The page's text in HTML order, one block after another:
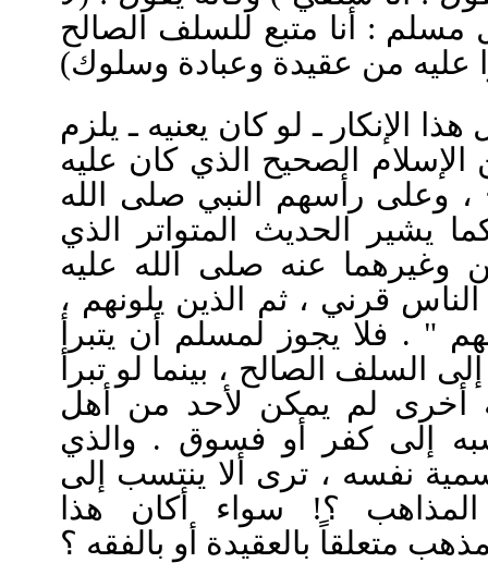
مسلم : أنا متبع للسلف الصالح
الإنكار ـ لو كان يعنيه ـ يلزم
الإسلام الصحيح الذي كان عليه
، وعلى رأسهم النبي صلى الله
يشير الحديث المتواتر الذي
وغيرهما عنه صلى الله عليه
قرني ، ثم الذين يلونهم ،
" . فلا يجوز لمسلم أن يتبرأ
السلف الصالح ، بينما لو تبرأ
أخرى لم يمكن لأحد من أهل
إلى كفر أو فسوق . والذي
نفسه ، ترى ألا ينتسب إلى
؟! سواء أكان هذا
متعلقاً بالعقيدة أو بالفقه ؟